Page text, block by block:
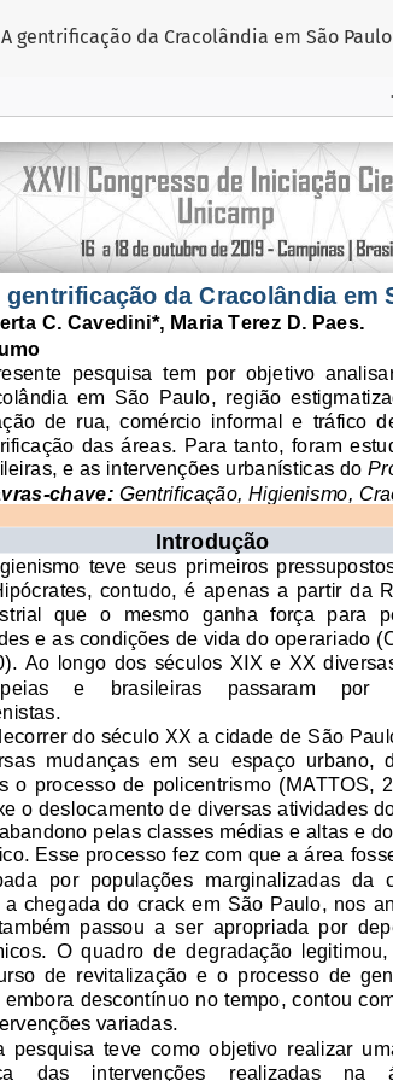
Voltar aos Detalhes do Artigo
A gentrificação da Cracolândia em São Paulo